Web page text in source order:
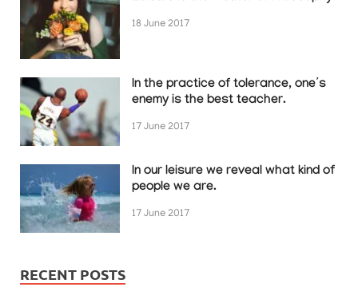
18 June 2017
In the practice of tolerance, one’s
enemy is the best teacher.
17 June 2017
In our leisure we reveal what kind of
people we are.
17 June 2017
RECENT POSTS